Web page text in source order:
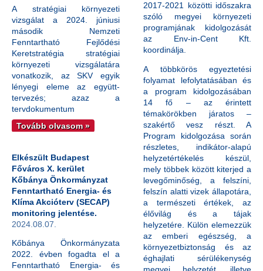
A stratégiai környezeti
vizsgálat a 2024. júniusi
második Nemzeti
Fenntartható Fejlődési
Keretstratégia stratégiai
környezeti vizsgálatára
vonatkozik, az SKV egyik
lényegi eleme az együtt-
tervezés; azaz a
tervdokumentum
Tovább olvasom »
Elkészült Budapest
Főváros X. kerület
Kőbánya Önkormányzat
Fenntartható Energia- és
Klíma Akcióterv (SECAP)
monitoring jelentése.
2024.08.07.
Kőbánya Önkormányzata
2022. évben fogadta el a
Fenntartható Energia- és
2017-2021 közötti időszakra
szóló megyei környezeti
programjának kidolgozását
az Env-in-Cent Kft.
koordinálja.
A többkörös egyeztetési
folyamat lefolytatásában és
a program kidolgozásában
14 fő – az érintett
témakörökben járatos –
szakértő vesz részt. A
Program kidolgozása során
részletes, indikátor-alapú
helyzetértékelés készül,
mely többek között kiterjed a
levegőminőség, a felszíni,
felszín alatti vizek állapotára,
a természeti értékek, az
élővilág és a tájak
helyzetére. Külön elemezzük
az emberi egészség, a
környezetbiztonság és az
éghajlati sérülékenység